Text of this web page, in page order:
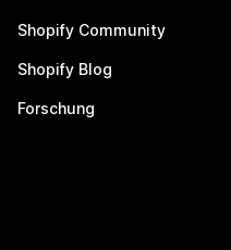
Shopify Community
Shopify Blog
Forschung